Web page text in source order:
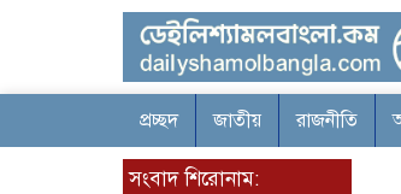
প্রচ্ছদ জাতীয় রাজনীতি
সংবাদ শিরোনাম: